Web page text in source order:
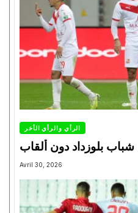
الرأي والرأي الأخر
شباب بلوزداد دون ألقاب
Avril 30, 2026